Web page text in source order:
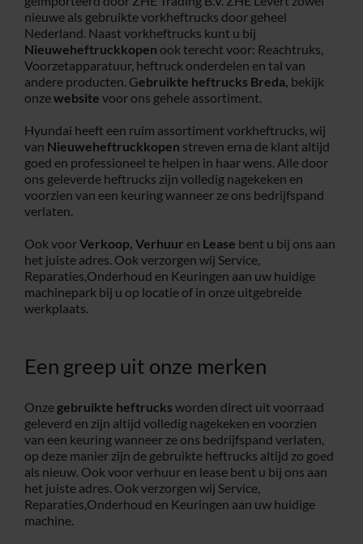
Contact
nieuwe als gebruikte vorkheftrucks door geheel
Nederland. Naast vorkheftrucks kunt u bij
Nieuweheftruckkopen ook terecht voor: Reachtruks,
Voorzetapparatuur, heftruck onderdelen en tal van
andere producten. Gebruikte heftrucks Breda, bekijk
onzewebsite voor ons gehele assortiment.
Hyundai heeft een ruim assortiment vorkheftrucks, wij
van Nieuweheftruckkopen streven erna de klant altijd
goed en professioneel te helpen in haar wens. Alle door
ons geleverde heftrucks zijn volledig nagekeken en
voorzien van een keuring wanneer ze ons bedrijfspand
verlaten.
Ook voorVerkoop, Verhuur en Lease bent u bij ons aan
het juiste adres. Ook verzorgen wij Service,
Reparaties,Onderhoud en Keuringen aan uw huidige
machinepark bij u op locatie of in onze uitgebreide
werkplaats.
Een greep uit onze merken
Onze gebruikte heftrucks worden direct uit voorraad
geleverd en zijn altijd volledig nagekeken en voorzien
van een keuring wanneer ze ons bedrijfspand verlaten,
op deze manier zijn de gebruikte heftrucks altijd zo goed
als nieuw. Ook voor verhuur en lease bent u bij ons aan
het juiste adres. Ook verzorgen wij Service,
Reparaties,Onderhoud en Keuringen aan uw huidige
machine.